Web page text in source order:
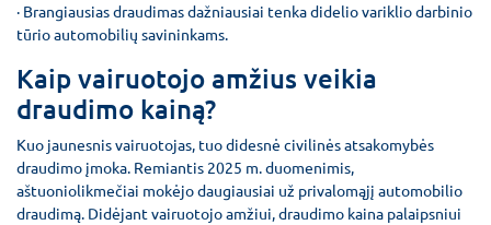
· Brangiausias draudimas dažniausiai tenka didelio variklio darbinio
tūrio automobilių savininkams.
Kaip vairuotojo amžius veikia
draudimo kainą?
Kuo jaunesnis vairuotojas, tuo didesnė civilinės atsakomybės
draudimo įmoka. Remiantis 2025 m. duomenimis,
aštuoniolikmečiai mokėjo daugiausiai už privalomąjį automobilio
draudimą. Didėjant vairuotojo amžiui, draudimo kaina palaipsniui